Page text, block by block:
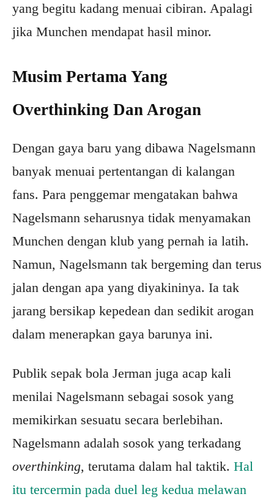
yang begitu kadang menuai cibiran. Apalagi
jika Munchen mendapat hasil minor.
Musim Pertama Yang
Overthinking Dan Arogan
Dengan gaya baru yang dibawa Nagelsmann
banyak menuai pertentangan di kalangan
fans. Para penggemar mengatakan bahwa
Nagelsmann seharusnya tidak menyamakan
Munchen dengan klub yang pernah ia latih.
Namun, Nagelsmann tak bergeming dan terus
jalan dengan apa yang diyakininya. Ia tak
jarang bersikap kepedean dan sedikit arogan
dalam menerapkan gaya barunya ini.
Publik sepak bola Jerman juga acap kali
menilai Nagelsmann sebagai sosok yang
memikirkan sesuatu secara berlebihan.
Nagelsmann adalah sosok yang terkadang
overthinking, terutama dalam hal taktik. Hal
itu tercermin pada duel leg kedua melawan